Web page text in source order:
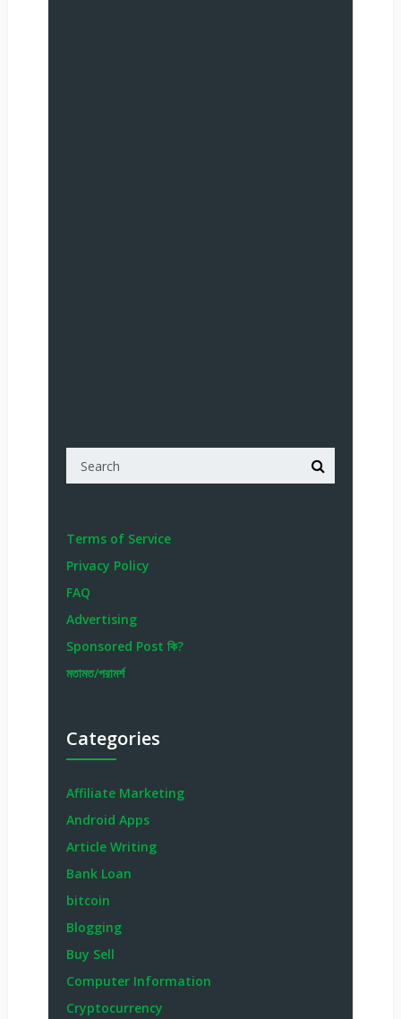
Terms of Service
Privacy Policy
FAQ
Advertising
Sponsored Post কি?
মতামত/পরামর্শ
Categories
Affiliate Marketing
Android Apps
Article Writing
Bank Loan
bitcoin
Blogging
Buy Sell
Computer Information
Cryptocurrency